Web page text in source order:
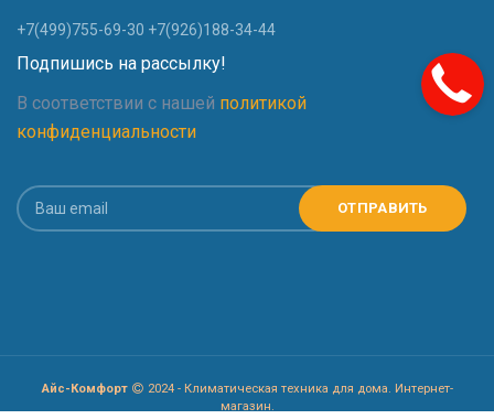
+7(499)755-69-30 +7(926)188-34-44
Подпишись на рассылку!
В соответствии с нашей политикой
конфиденциальности
Айс-Комфорт
2024 - Климатическая техника для дома. Интернет-
магазин.